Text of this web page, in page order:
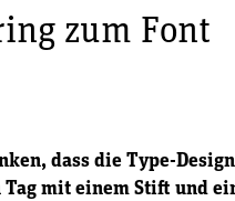
zum Font
dass die Type-
Tag mit einem Stift und